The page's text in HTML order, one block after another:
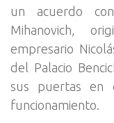
un acuerdo
Mihanovich,
empresario
del Palacio
sus puertas en
funcionamiento.